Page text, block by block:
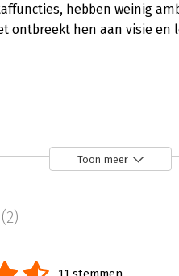
hebben weinig
ontbreekt hen aan visie en
| 24 mei 2016
(weer) een leidende rol
Toon meer
(2)